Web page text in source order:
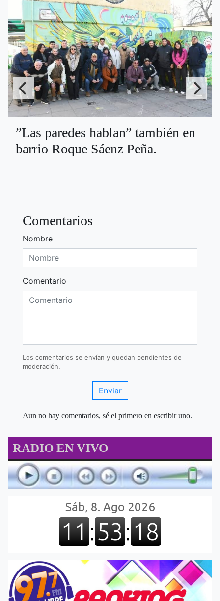
”Las paredes hablan” también en
barrio Roque Sáenz Peña.
Comentarios
Nombre
Comentario
Los comentarios se envían y quedan pendientes de
moderación.
Enviar
Aun no hay comentarios, sé el primero en escribir uno.
RADIO EN VIVO